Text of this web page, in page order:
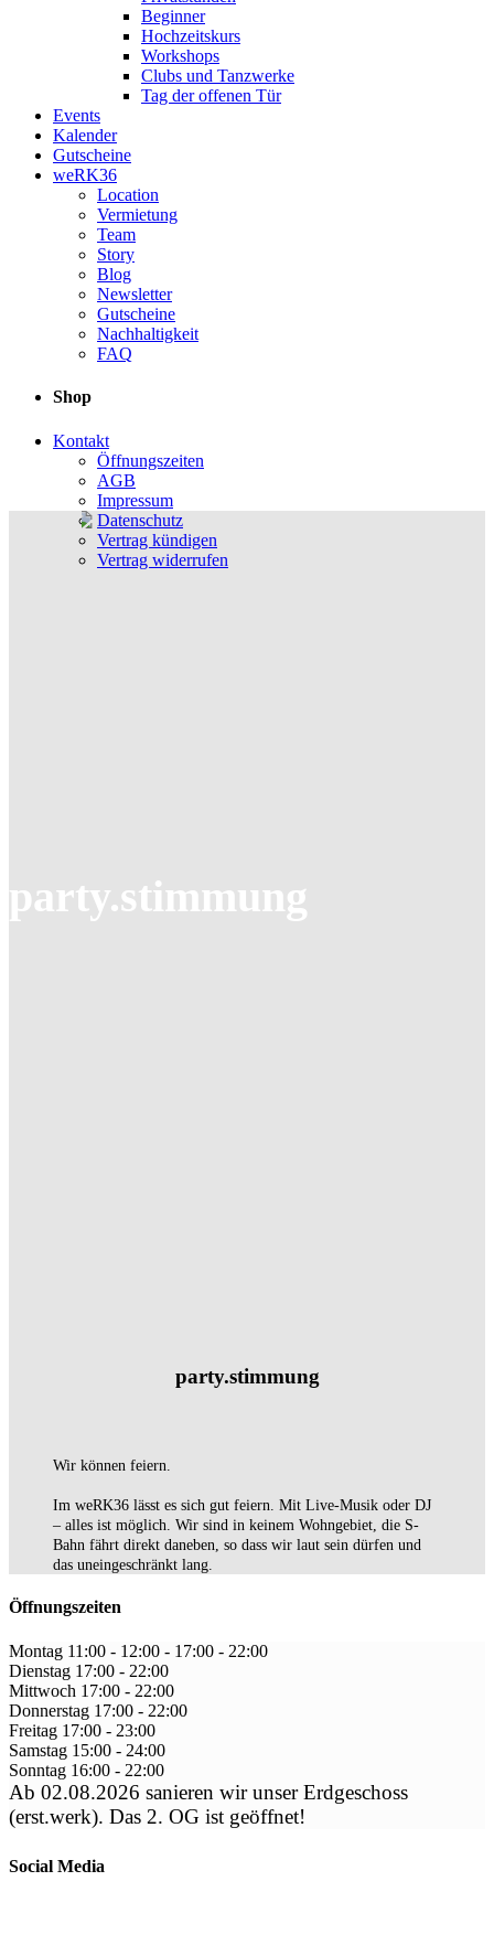
Beginner
Hochzeitskurs
Workshops
Clubs und Tanzwerke
Tag der offenen Tür
Events
Kalender
Gutscheine
weRK36
Location
Vermietung
Team
Story
Blog
Newsletter
Gutscheine
Nachhaltigkeit
FAQ
Shop
Kontakt
Öffnungszeiten
AGB
Impressum
Datenschutz
Vertrag kündigen
Vertrag widerrufen
party.stimmung
party.stimmung
Wir können feiern.
Im weRK36 lässt es sich gut feiern. Mit Live-Musik oder DJ
– alles ist möglich. Wir sind in keinem Wohngebiet, die S-
Bahn fährt direkt daneben, so dass wir laut sein dürfen und
das uneingeschränkt lang.
Öffnungszeiten
Montag 11:00 - 12:00 - 17:00 - 22:00
Dienstag 17:00 - 22:00
Mittwoch 17:00 - 22:00
Donnerstag 17:00 - 22:00
Freitag 17:00 - 23:00
Samstag 15:00 - 24:00
Sonntag 16:00 - 22:00
Ab 02.08.2026 sanieren wir unser Erdgeschoss
(erst.werk). Das 2. OG ist geöffnet!
Social Media